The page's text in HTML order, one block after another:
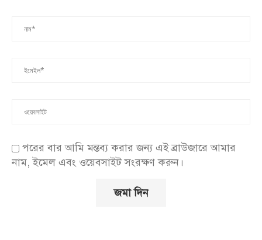
পরের বার আমি মন্তব্য করার জন্য এই ব্রাউজারে আমার
নাম, ইমেল এবং ওয়েবসাইট সংরক্ষণ করুন।